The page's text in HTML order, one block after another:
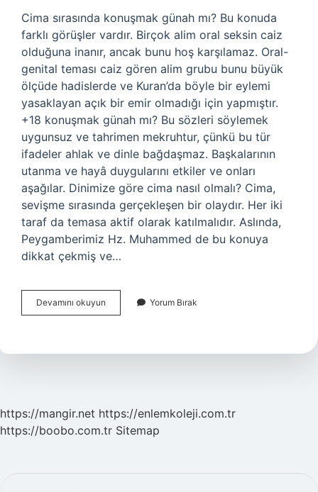
Cima sırasında konuşmak günah mı? Bu konuda
farklı görüşler vardır. Birçok alim oral seksin caiz
olduğuna inanır, ancak bunu hoş karşılamaz. Oral-
genital teması caiz gören alim grubu bunu büyük
ölçüde hadislerde ve Kuran’da böyle bir eylemi
yasaklayan açık bir emir olmadığı için yapmıştır.
+18 konuşmak günah mı? Bu sözleri söylemek
uygunsuz ve tahrimen mekruhtur, çünkü bu tür
ifadeler ahlak ve dinle bağdaşmaz. Başkalarının
utanma ve hayâ duygularını etkiler ve onları
aşağılar. Dinimize göre cima nasıl olmalı? Cima,
sevişme sırasında gerçekleşen bir olaydır. Her iki
taraf da temasa aktif olarak katılmalıdır. Aslında,
Peygamberimiz Hz. Muhammed de bu konuya
dikkat çekmiş ve…
Devamını okuyun
Ederken
Yorum Bırak
https://mangir.net https://enlemkoleji.com.tr
https://boobo.com.tr Sitemap